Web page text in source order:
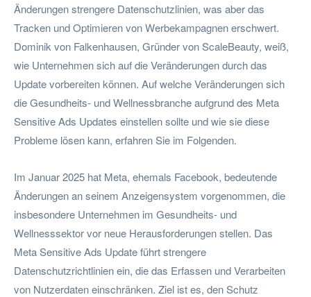
Änderungen strengere Datenschutzlinien, was aber das
Tracken und Optimieren von Werbekampagnen erschwert.
Dominik von Falkenhausen, Gründer von ScaleBeauty, weiß,
wie Unternehmen sich auf die Veränderungen durch das
Update vorbereiten können. Auf welche Veränderungen sich
die Gesundheits- und Wellnessbranche aufgrund des Meta
Sensitive Ads Updates einstellen sollte und wie sie diese
Probleme lösen kann, erfahren Sie im Folgenden.
Im Januar 2025 hat Meta, ehemals Facebook, bedeutende
Änderungen an seinem Anzeigensystem vorgenommen, die
insbesondere Unternehmen im Gesundheits- und
Wellnesssektor vor neue Herausforderungen stellen. Das
Meta Sensitive Ads Update führt strengere
Datenschutzrichtlinien ein, die das Erfassen und Verarbeiten
von Nutzerdaten einschränken. Ziel ist es, den Schutz